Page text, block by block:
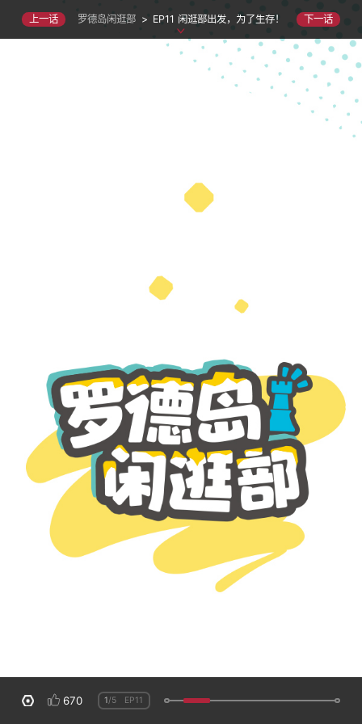
上一话 罗德岛闲逛部 > EP11 闲逛部出发，为了生存！ 下一话
1/5 EP11
670